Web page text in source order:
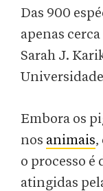
Das 900
apenas
Sarah J.
Embora os
nos animais,
o processo é
atingidas